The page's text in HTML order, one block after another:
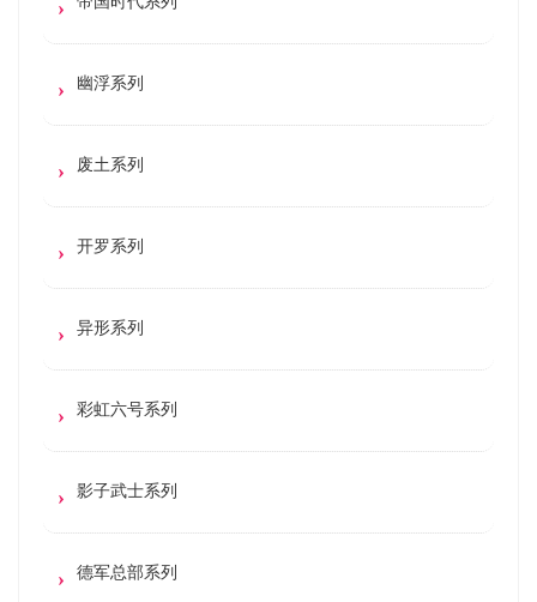
幽浮系列
废土系列
开罗系列
异形系列
彩虹六号系列
影子武士系列
德军总部系列